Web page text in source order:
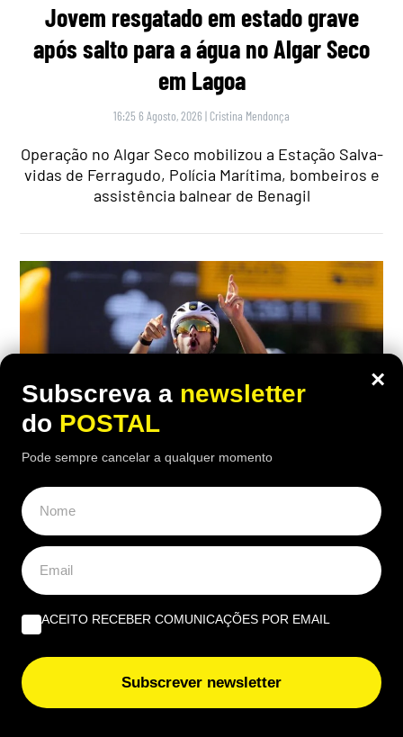
Jovem resgatado em estado grave
após salto para a água no Algar Seco
em Lagoa
16:25 6 Agosto, 2026 | Cristina Mendonça
Operação no Algar Seco mobilizou a Estação Salva-
vidas de Ferragudo, Polícia Marítima, bombeiros e
assistência balnear de Benagil
Tavira-Crédito Agrícola celebra vitória
de Francisco Campos em Queluz
18:40 6 Agosto, 2026 |Cristina Mendonça
Francisco Campos venceu ao sprint a primeira
etapa da Volta a Portugal, enquanto Rui Oliveira
assumiu a liderança e passou a vestir de amarelo
×
Subscreva a newsletter
do POSTAL
Pode sempre cancelar a qualquer momento
ACEITO RECEBER COMUNICAÇÕES POR EMAIL
Subscrever newsletter